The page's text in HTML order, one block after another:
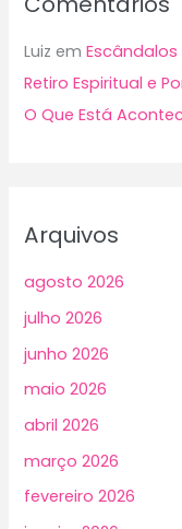
Luiz em
Retiro Espiritual e
O Que Está
Arquivos
agosto 2026
julho 2026
junho 2026
maio 2026
abril 2026
março 2026
fevereiro 2026